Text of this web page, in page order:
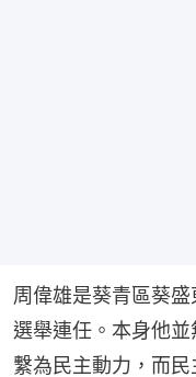
周偉雄是葵青區葵
選舉連任。本身他
繫為民主動力，而